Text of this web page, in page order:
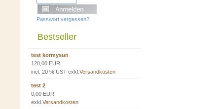
Passwort vergessen?
Bestseller
test kormysun
120,00 EUR
incl. 20 % UST exkl. Versandkosten
test 2
0,00 EUR
exkl. Versandkosten